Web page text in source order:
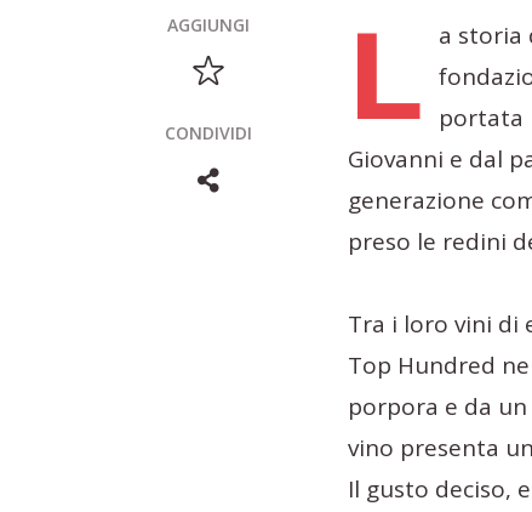
AGGIUNGI
CONDIVIDI L
a storia
portata
Giovanni e dal
generazione
preso le redini
Tra i loro vini di
Top Hundred
porpora e da
vino presenta
Il gusto deciso,